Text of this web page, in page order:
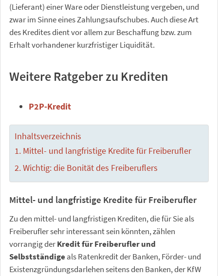
(Lieferant) einer Ware oder Dienstleistung vergeben, und
zwar im Sinne eines Zahlungsaufschubes. Auch diese Art
des Kredites dient vor allem zur Beschaffung bzw. zum
Erhalt vorhandener kurzfristiger Liquidität.
Weitere Ratgeber zu Krediten
P2P-Kredit
Inhaltsverzeichnis
Mittel- und langfristige Kredite für Freiberufler
Wichtig: die Bonität des Freiberuflers
Mittel- und langfristige Kredite für Freiberufler
Zu den mittel- und langfristigen Krediten, die für Sie als
Freiberufler sehr interessant sein könnten, zählen
vorrangig derKredit für Freiberufler und
Selbstständigeals Ratenkredit der Banken, Förder- und
Existenzgründungsdarlehen seitens den Banken, der KfW